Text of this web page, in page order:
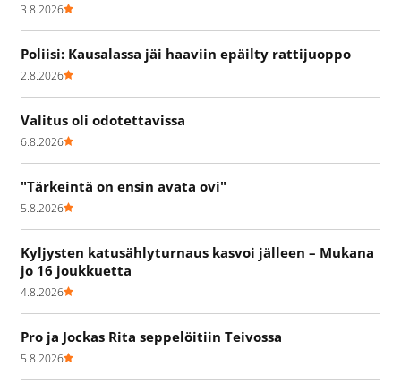
3.8.2026
Poliisi: Kausalassa jäi haaviin epäilty rattijuoppo
2.8.2026
Valitus oli odotettavissa
6.8.2026
"Tärkeintä on ensin avata ovi"
5.8.2026
Kyljysten katusählyturnaus kasvoi jälleen – Mukana
jo 16 joukkuetta
4.8.2026
Pro ja Jockas Rita seppelöitiin Teivossa
5.8.2026